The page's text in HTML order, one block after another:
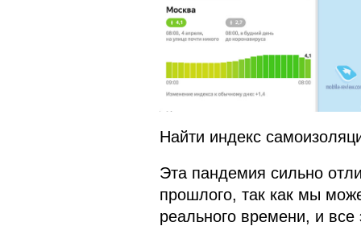
Найти индекс
Эта пандемия сильно
прошлого, так как мы
реального времени, и